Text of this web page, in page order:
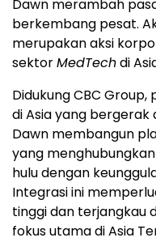
Dawn merambah
berkembang pesat.
merupakan aksi
sektorMedTechdi
Didukung CBC
di Asia yang
Dawn membangun
yang
hulu dengan
Integrasi ini
tinggi dan terjangkau
fokus utama di Asia